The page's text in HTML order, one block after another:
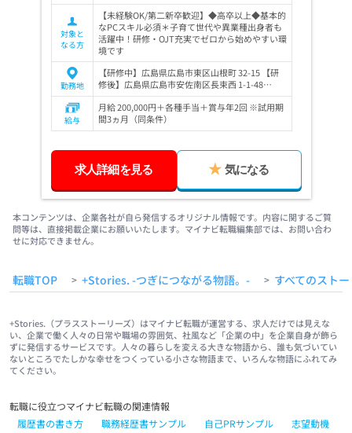
対象と
なる方
【未経験OK/第二新卒歓迎】◆高卒以上◆基本的
なPCスキル必須＊子育て世代や異業種出身者も
活躍中！研修・OJT充実でゼロから始めやすい環
境です
勤務地
【研修中】広島県広島市東区山根町 32-15 【研
修後】広島県広島市安佐南区長束西 1-1-48…
給与
月給 200,000円＋各種手当＋賞与年2回 ※試用期
間3ヵ月（同条件）
求人詳細を見る 気になる
本コンテンツは、企業各社が自ら発信するオリジナル情報です。内容に関するご質
問等は、直接掲載企業にお願いいたします。マイナビ転職編集部では、お問い合わ
せに対応できません。
転職TOP > +Stories. -つぎにつながる物語。- > すべてのスト
+Stories.（プラスストーリーズ）はマイナビ転職が運営する、求人だけでは見えな
い、企業で働く人々の日常や職場の雰囲気、社風など「企業の中」を企業自身が飾ら
ずに発信するサービスです。人々の暮らしを変える大きな物語から、誰も気づいてい
ないところでたしかな幸せをつくっている小さな物語まで、いろんな物語にふれてみ
てください。
転職に役立つマイナビ転職の関連情報
履歴書の書き方
職務経歴書サンプル 自己PRサンプル
志望動機